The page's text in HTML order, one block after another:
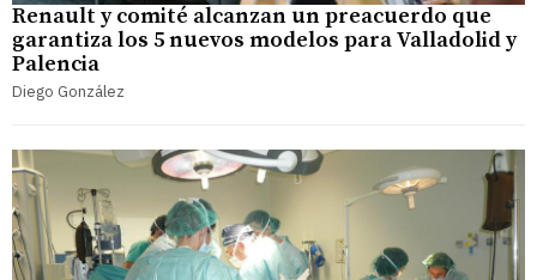
Renault y comité alcanzan un preacuerdo que
garantiza los 5 nuevos modelos para Valladolid y
Palencia
Diego González